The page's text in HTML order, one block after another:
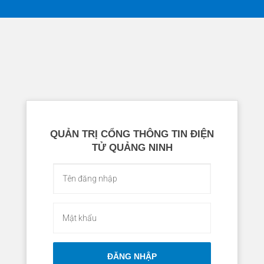
QUẢN TRỊ CỔNG THÔNG TIN ĐIỆN
TỬ QUẢNG NINH